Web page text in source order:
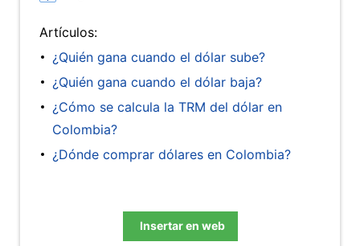
Artículos:
¿Quién gana cuando el dólar sube?
¿Quién gana cuando el dólar baja?
¿Cómo se calcula la TRM del dólar en
Colombia?
¿Dónde comprar dólares en Colombia?
Insertar en web